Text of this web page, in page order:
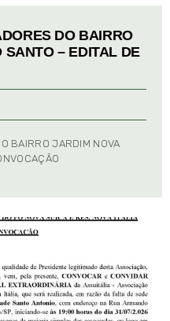
DO BAIRRO
SANTO – EDITAL DE
BAIRRO JARDIM NOVA